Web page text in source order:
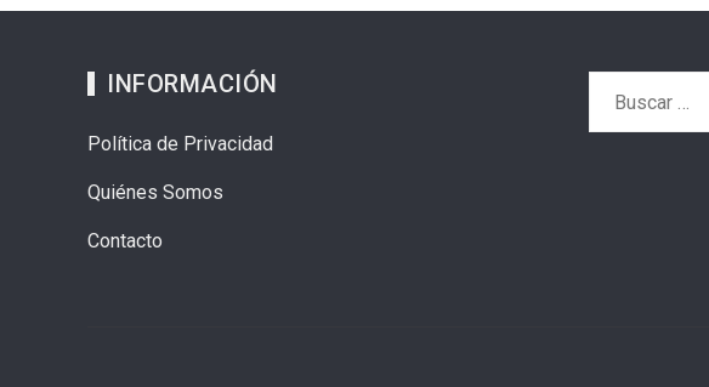
INFORMACIÓN
Política de Privacidad
Quiénes Somos
Contacto